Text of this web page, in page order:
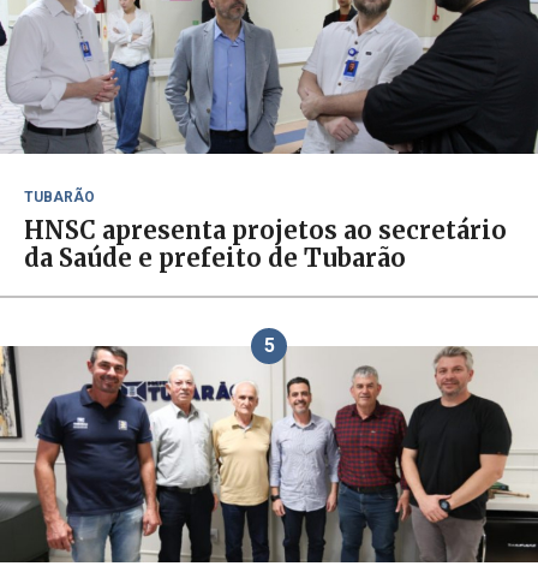
TUBARÃO
HNSC apresenta projetos ao secretário
da Saúde e prefeito de Tubarão
5